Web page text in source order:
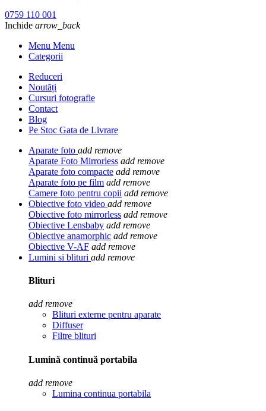
0759 110 001
Inchide arrow_back
Menu Menu
Categorii
Reduceri
Noutăți
Cursuri fotografie
Contact
Blog
Pe Stoc Gata de Livrare
Aparate foto add remove
Aparate Foto Mirrorless add remove
Aparate foto compacte add remove
Aparate foto pe film add remove
Camere foto pentru copii add remove
Obiective foto video add remove
Obiective foto mirrorless add remove
Obiective Lensbaby add remove
Obiective anamorphic add remove
Obiective V-AF add remove
Lumini si blituri add remove
Blituri
add remove
Blituri externe pentru aparate
Diffuser
Filtre blituri
Lumină continuă portabila
add remove
Lumina continua portabila